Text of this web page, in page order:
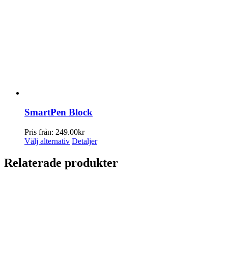
SmartPen Block
Pris från: 249.00kr
Välj alternativ Den
produkten
har
Detaljer
Relaterade produkter